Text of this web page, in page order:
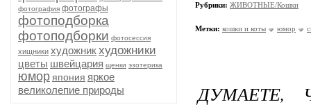
фотография фотографы
фотоподборка
фотоподборки фотосессия
хищники художникхудожники
цветы швейцария щенки эзотерика
юмор япония яркое
великолепие природы
Рубрики: ЖИВОТНЫЕ/Кошки
Метки: кошки и коты юмор
ДУМАЕТЕ,